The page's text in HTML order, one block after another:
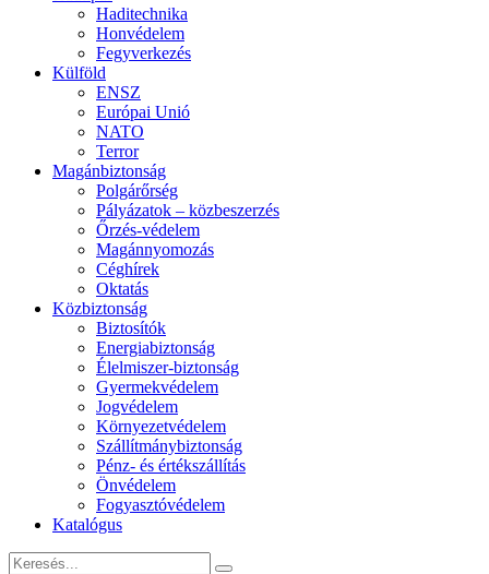
Haditechnika
Honvédelem
Fegyverkezés
Külföld
ENSZ
Európai Unió
NATO
Terror
Magánbiztonság
Polgárőrség
Pályázatok – közbeszerzés
Őrzés-védelem
Magánnyomozás
Céghírek
Oktatás
Közbiztonság
Biztosítók
Energiabiztonság
Élelmiszer-biztonság
Gyermekvédelem
Jogvédelem
Környezetvédelem
Szállítmánybiztonság
Pénz- és értékszállítás
Önvédelem
Fogyasztóvédelem
Katalógus